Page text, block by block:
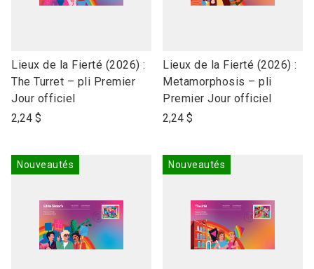
link
to
open
product
Lieux de la Fierté (2026) :
The Turret – pli Premier
Jour officiel
2,24 $
link
to
open
product
Lieux de la Fierté (2026) :
Metamorphosis – pli
Premier Jour officiel
2,24 $
Nouveautés Nouveautés